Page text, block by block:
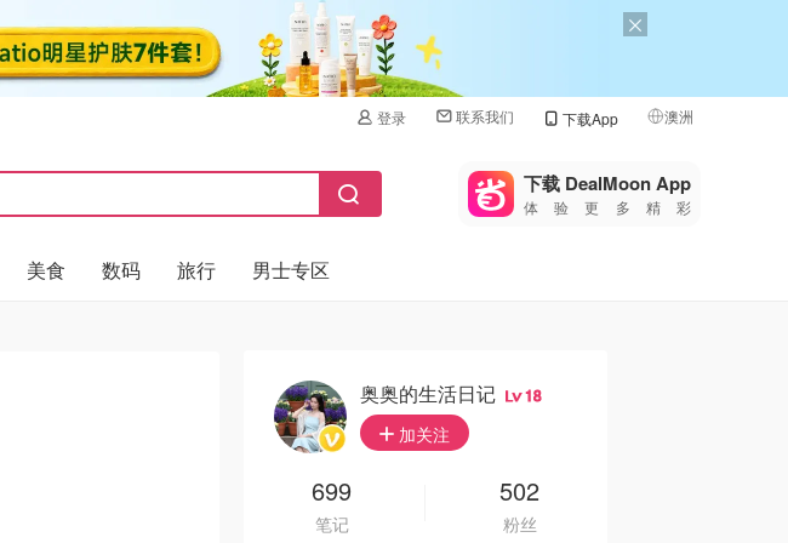
登录 联系我们 下载App 澳洲
🇺🇸
🇨🇳 中国
🇩🇪
🇮🇹
下载 DealMoon App
体验更多精彩
美食 数码 旅行 男士专区
奥奥的生活日记 18
加关注
699
笔记
502
粉丝